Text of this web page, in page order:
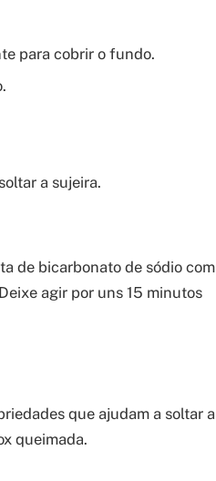
para cobrir o fundo.
a sujeira.
de bicarbonato de sódio com
agir por uns 15 minutos
que ajudam a soltar a
queimada.